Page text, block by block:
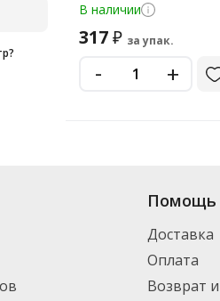
В наличии
317₽ за упак.
- +
. В ассортименте интернет-
его в корзину для дальнейшего
постоянных клиентов - скидка,
Помощь
Доставка
Оплата
Возврат